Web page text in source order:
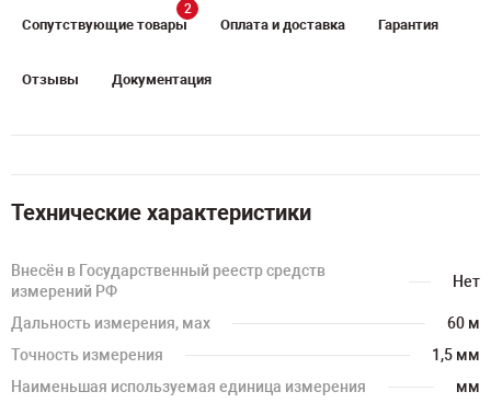
Сопутствующие товары
2
Оплата и доставка Гарантия
Отзывы Документация
Технические характеристики
Внесён в Государственный реестр средств
измерений РФ
Нет
Дальность измерения, мах
60 м
Точность измерения
1,5 мм
Наименьшая используемая единица измерения
мм